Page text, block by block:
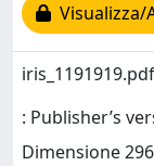
Visualizza/
iris_1191919.pdf
: Publisher’s
Dimensione